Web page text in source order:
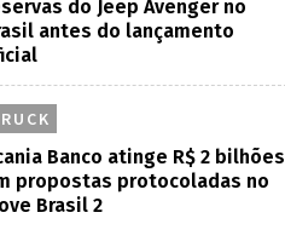
do Jeep Avenger no
antes do lançamento
Banco atinge R$ 2 bilhões
propostas protocoladas no
Brasil 2